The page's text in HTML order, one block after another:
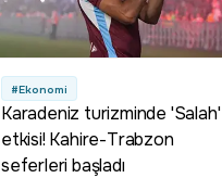
#Ekonomi
Karadeniz turizminde 'Salah'
etkisi! Kahire-Trabzon
seferleri başladı